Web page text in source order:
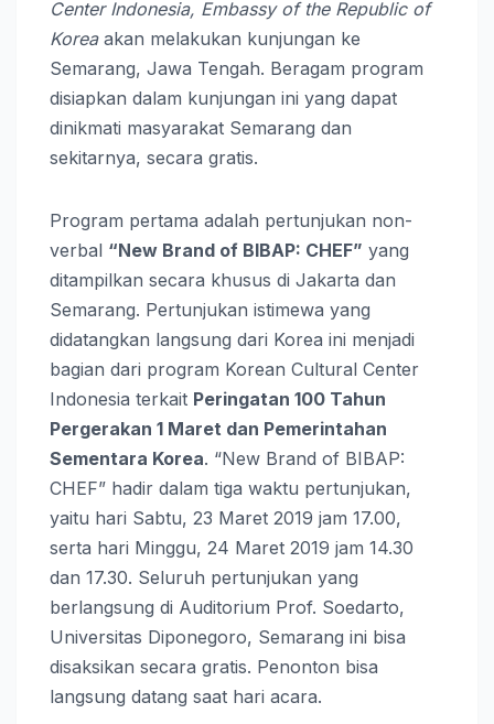
Center Indonesia, Embassy of the Republic of
Koreaakan melakukan kunjungan ke
Semarang, Jawa Tengah. Beragam program
disiapkan dalam kunjungan ini yang dapat
dinikmati masyarakat Semarang dan
sekitarnya, secara gratis.
Program pertama adalah pertunjukan non-
verbal “New Brand of BIBAP: CHEF” yang
ditampilkan secara khusus di Jakarta dan
Semarang. Pertunjukan istimewa yang
didatangkan langsung dari Korea ini menjadi
bagian dari program Korean Cultural Center
Indonesia terkait Peringatan 100 Tahun
Pergerakan 1 Maret dan Pemerintahan
Sementara Korea. “New Brand of BIBAP:
CHEF” hadir dalam tiga waktu pertunjukan,
yaitu hari Sabtu, 23 Maret 2019 jam 17.00,
serta hari Minggu, 24 Maret 2019 jam 14.30
dan 17.30. Seluruh pertunjukan yang
berlangsung di Auditorium Prof. Soedarto,
Universitas Diponegoro, Semarang ini bisa
disaksikan secara gratis. Penonton bisa
langsung datang saat hari acara.